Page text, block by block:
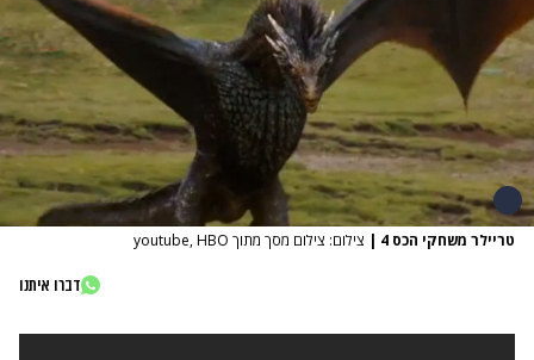
טריילר משחקי הכס 4 | צילום: צילום מסך מתוך youtube, HBO
דברו איתנו